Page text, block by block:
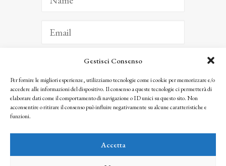
Gestisci Consenso
Per fornire le migliori esperienze, utilizziamo tecnologie come i cookie per memorizzare e/o
accedere alle informazioni del dispositivo. Il consenso a queste tecnologie ci permetterà di
elaborare dati come il comportamento di navigazione o ID unici su questo sito. Non
acconsentire o ritirare il consenso può influire negativamente su alcune caratteristiche e
funzioni.
Accetta
ISCRIVITI
Facendo clic per iscriverti, riconosci che le tue informazioni saranno trattate
seguendo la nostra Privacy Policy
© 2025 Istituto Matteucci. All right reserved
l’autorizzazione scritta dei proprietari dei diritti e dell’Istituto Matteucci